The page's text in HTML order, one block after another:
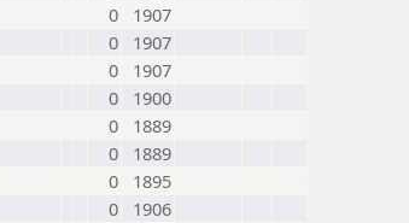
0
1907
0
1907
0
1907
0
1900
0
1889
0
1889
0
1895
0
1906